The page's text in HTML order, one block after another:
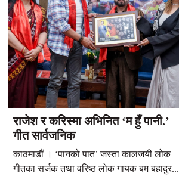
राजेश र करिस्मा अभिनित ‘म हुँ पानी.’
गीत सार्वजनिक
काठमाडौं । ‘पानको पात’ जस्ता कालजयी लोक
गीतका सर्जक तथा वरिष्ठ लोक गायक बम बहादुर...